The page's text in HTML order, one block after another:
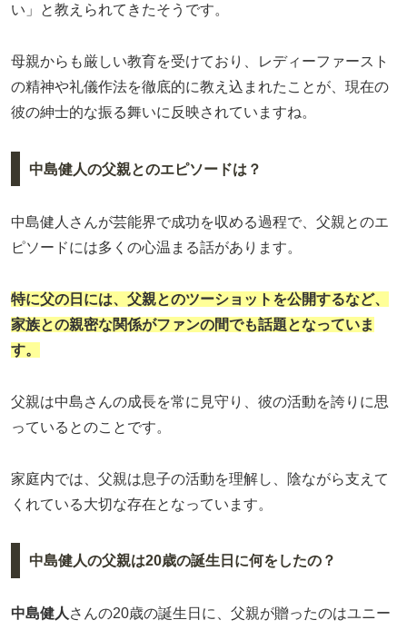
い」と教えられてきたそうです。
母親からも厳しい教育を受けており、レディーファースト
の精神や礼儀作法を徹底的に教え込まれたことが、現在の
彼の紳士的な振る舞いに反映されていますね。
中島健人の父親とのエピソードは？
中島健人さんが芸能界で成功を収める過程で、父親とのエ
ピソードには多くの心温まる話があります。
特に父の日には、父親とのツーショットを公開するなど、
家族との親密な関係がファンの間でも話題となっていま
す。
父親は中島さんの成長を常に見守り、彼の活動を誇りに思
っているとのことです。
家庭内では、父親は息子の活動を理解し、陰ながら支えて
くれている大切な存在となっています。
中島健人の父親は20歳の誕生日に何をしたの？
中島健人さんの20歳の誕生日に、父親が贈ったのはユニー